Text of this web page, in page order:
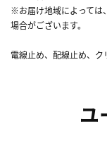
※お届け地域によっては
場合がございます。
電線止め、配線止め、ク
ユ